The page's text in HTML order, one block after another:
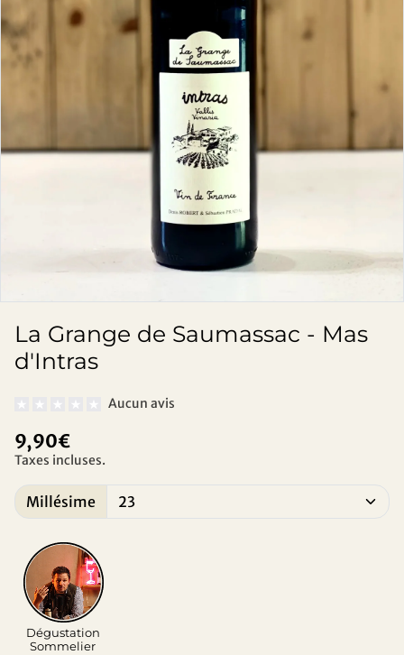
La Grange de Saumassac - Mas
d'Intras
Aucun avis
9,90€
Taxes incluses.
Millésime
Dégustation
Sommelier